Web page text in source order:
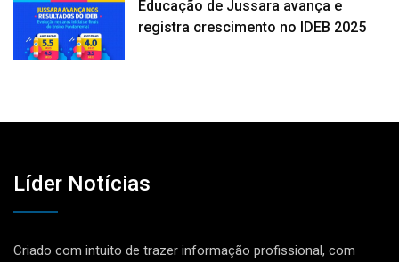
Educação de Jussara avança e
registra crescimento no IDEB 2025
Líder Notícias
Criado com intuito de trazer informação profissional, com